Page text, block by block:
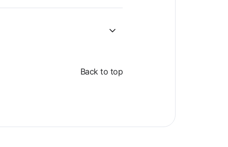
Back to top